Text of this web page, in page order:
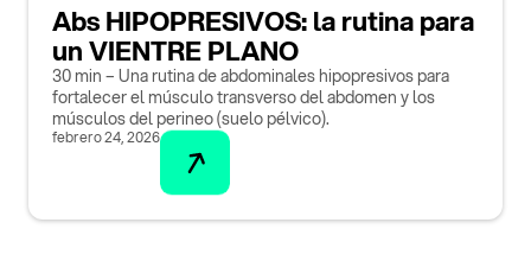
Abs HIPOPRESIVOS: la rutina para
un VIENTRE PLANO
30 min – Una rutina de abdominales hipopresivos para
fortalecer el músculo transverso del abdomen y los
músculos del perineo (suelo pélvico).
febrero 24, 2026